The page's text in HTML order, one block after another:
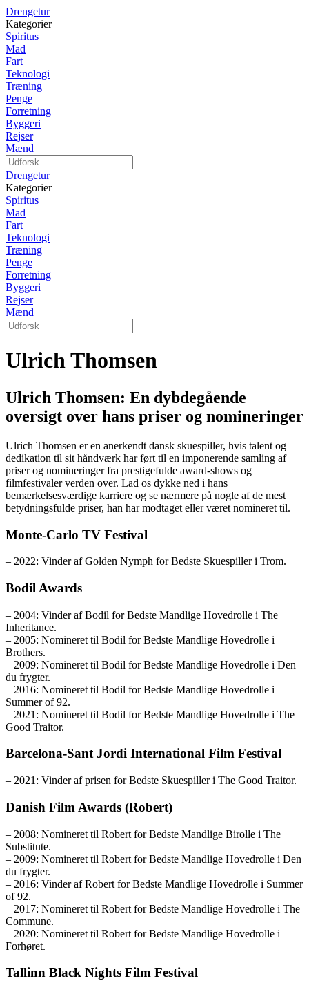
Drengetur
Kategorier
Spiritus
Mad
Fart
Teknologi
Træning
Penge
Forretning
Byggeri
Rejser
Mænd
Drengetur
Kategorier
Spiritus
Mad
Fart
Teknologi
Træning
Penge
Forretning
Byggeri
Rejser
Mænd
Ulrich Thomsen
Ulrich Thomsen: En dybdegående
oversigt over hans priser og nomineringer
Ulrich Thomsen er en anerkendt dansk skuespiller, hvis talent og
dedikation til sit håndværk har ført til en imponerende samling af
priser og nomineringer fra prestigefulde award-shows og
filmfestivaler verden over. Lad os dykke ned i hans
bemærkelsesværdige karriere og se nærmere på nogle af de mest
betydningsfulde priser, han har modtaget eller været nomineret til.
Monte-Carlo TV Festival
– 2022: Vinder af Golden Nymph for Bedste Skuespiller i Trom.
Bodil Awards
– 2004: Vinder af Bodil for Bedste Mandlige Hovedrolle i The
Inheritance.
– 2005: Nomineret til Bodil for Bedste Mandlige Hovedrolle i
Brothers.
– 2009: Nomineret til Bodil for Bedste Mandlige Hovedrolle i Den
du frygter.
– 2016: Nomineret til Bodil for Bedste Mandlige Hovedrolle i
Summer of 92.
– 2021: Nomineret til Bodil for Bedste Mandlige Hovedrolle i The
Good Traitor.
Barcelona-Sant Jordi International Film Festival
– 2021: Vinder af prisen for Bedste Skuespiller i The Good Traitor.
Danish Film Awards (Robert)
– 2008: Nomineret til Robert for Bedste Mandlige Birolle i The
Substitute.
– 2009: Nomineret til Robert for Bedste Mandlige Hovedrolle i Den
du frygter.
– 2016: Vinder af Robert for Bedste Mandlige Hovedrolle i Summer
of 92.
– 2017: Nomineret til Robert for Bedste Mandlige Hovedrolle i The
Commune.
– 2020: Nomineret til Robert for Bedste Mandlige Hovedrolle i
Forhøret.
Tallinn Black Nights Film Festival